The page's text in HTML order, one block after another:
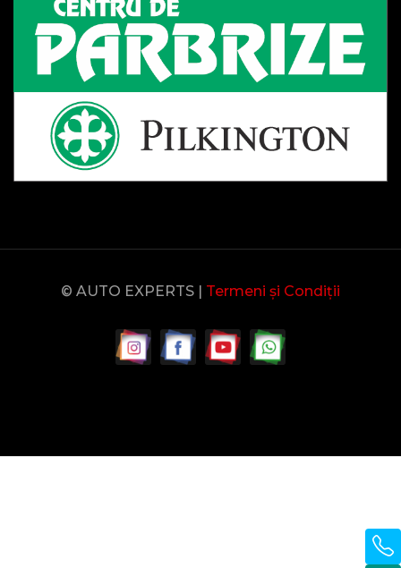
© AUTO EXPERTS | Termeni și Condiții